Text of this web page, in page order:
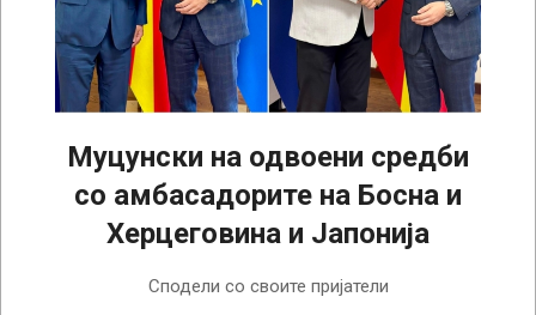
Муцунски на одвоени средби
со амбасадорите на Босна и
Херцеговина и Јапонија
Сподели со своите пријатели